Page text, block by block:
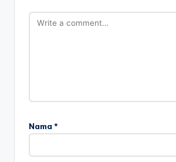
Nama *